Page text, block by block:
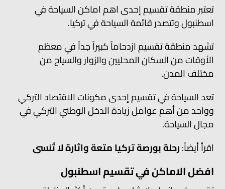
تعتبر منطقة تقسيم إحدى اهم اماكن السياحة في
اسطنبول وتتصدر قائمة السياحة في تركيا.
تشهد منطقة تقسيم ازدحاماً كبيراً جداً في معظم
الأوقات من السكان المحليين والزوار والسياح من
مختلف المدن.
تعد السياحة في تقسيم إحدى مكونات الاقتصاد التركي
وواحد من أهم عوامل زيادة الدخل الوطني التركي في
مجال السياحة.
اقرأ أيضاً:رحلة بورصة تركيا متعة واثارة لا تُنسى
افضل الاماكن في تقسيم اسطنبول